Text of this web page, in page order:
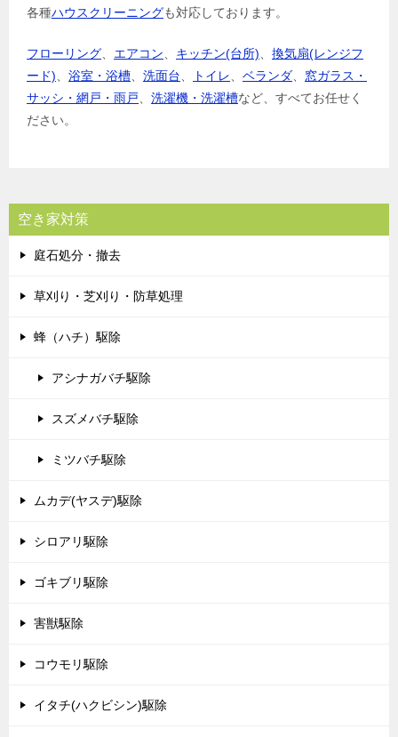
各種ハウスクリーニングも対応しております。
フローリング エアコン キッチン(台所)
換気扇(レンジフ
ード)
浴室・浴槽 洗面台 トイレ ベランダ
窓ガラス・
サッシ・網戸・雨戸
洗濯機・洗濯槽など、すべてお任せく
ださい。
空き家対策
庭石処分・撤去
草刈り・芝刈り・防草処理
蜂（ハチ）駆除
アシナガバチ駆除
スズメバチ駆除
ミツバチ駆除
ムカデ(ヤスデ)駆除
シロアリ駆除
ゴキブリ駆除
害獣駆除
コウモリ駆除
イタチ(ハクビシン)駆除